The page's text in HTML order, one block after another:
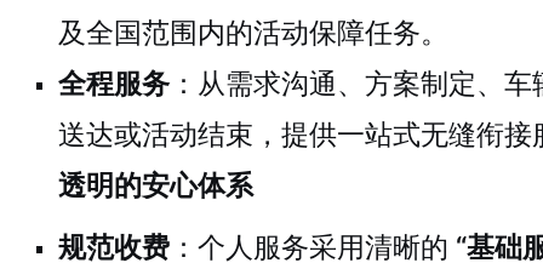
及全国范围内的活动保障任务。
全程服务 ：从需求沟通、方案制定、
送达或活动结束，提供一站式无缝衔接
透明的安心体系
规范收费 ：个人服务采用清晰的 “基础